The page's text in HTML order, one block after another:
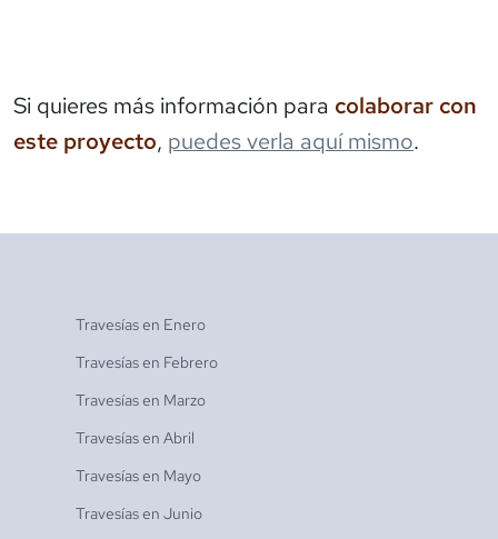
Si quieres más información para colaborar con
este proyecto, puedes verla aquí mismo.
Travesías en Enero
Travesías en Febrero
Travesías en Marzo
Travesías en Abril
Travesías en Mayo
Travesías en Junio